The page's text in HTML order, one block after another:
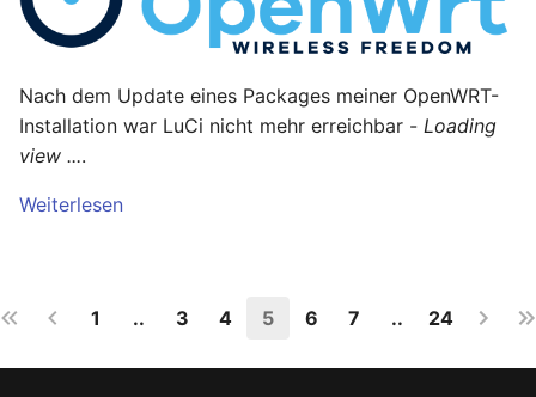
Nach dem Update eines Packages meiner OpenWRT-
Installation war LuCi nicht mehr erreichbar - Loading
view ....
Weiterlesen
1 .. 3 4 5 6 7 .. 24